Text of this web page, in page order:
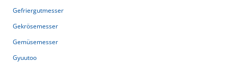
Gefriergutmesser
Gekrösemesser
Gemüsemesser
Gyuutoo